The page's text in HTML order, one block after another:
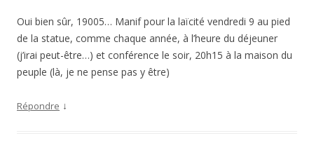
Oui bien sûr, 19005… Manif pour la laïcité vendredi 9 au pied
de la statue, comme chaque année, à l’heure du déjeuner
(j’irai peut-être…) et conférence le soir, 20h15 à la maison du
peuple (là, je ne pense pas y être)
Répondre ↓